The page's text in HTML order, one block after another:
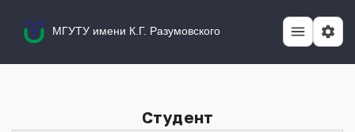
МГУТУ имени К.Г. Разумовского
Студент